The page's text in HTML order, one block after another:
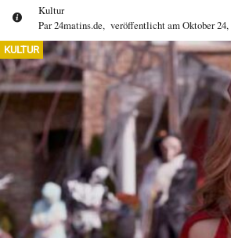
Kultur
Par24matins.de, veröffentlicht amOktober 24,
KULTUR